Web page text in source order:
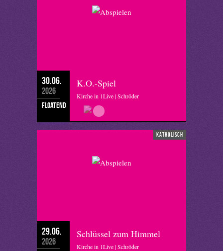
30.06.
2026
floatend
K.O.-Spiel
Kirche in 1Live | Schröder
katholisch
29.06.
2026
Schlüssel zum Himmel
Kirche in 1Live | Schröder